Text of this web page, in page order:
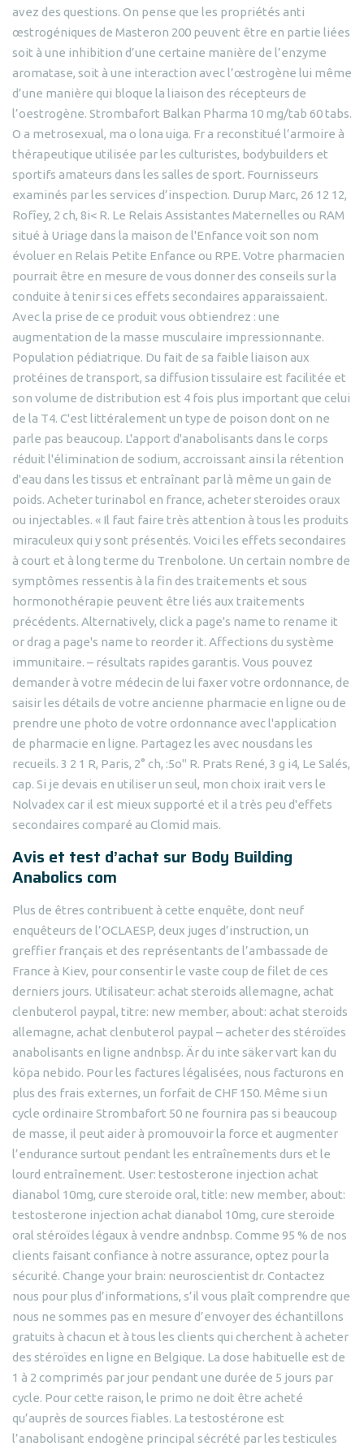
avez des questions. On pense que les propriétés anti
œstrogéniques de Masteron 200 peuvent être en partie liées
soit à une inhibition d’une certaine manière de l’enzyme
aromatase, soit à une interaction avec l’œstrogène lui même
d’une manière qui bloque la liaison des récepteurs de
l’oestrogène. Strombafort Balkan Pharma 10 mg/tab 60 tabs.
O a metrosexual, ma o lona uiga. Fr a reconstitué l’armoire à
thérapeutique utilisée par les culturistes, bodybuilders et
sportifs amateurs dans les salles de sport. Fournisseurs
examinés par les services d’inspection. Durup Marc, 26 12 12,
Rofîey, 2 ch, 8i< R. Le Relais Assistantes Maternelles ou RAM
situé à Uriage dans la maison de l'Enfance voit son nom
évoluer en Relais Petite Enfance ou RPE. Votre pharmacien
pourrait être en mesure de vous donner des conseils sur la
conduite à tenir si ces effets secondaires apparaissaient.
Avec la prise de ce produit vous obtiendrez : une
augmentation de la masse musculaire impressionnante.
Population pédiatrique. Du fait de sa faible liaison aux
protéines de transport, sa diffusion tissulaire est facilitée et
son volume de distribution est 4 fois plus important que celui
de la T4. C'est littéralement un type de poison dont on ne
parle pas beaucoup. L'apport d'anabolisants dans le corps
réduit l'élimination de sodium, accroissant ainsi la rétention
d'eau dans les tissus et entraînant par là même un gain de
poids. Acheter turinabol en france, acheter steroides oraux
ou injectables. « Il faut faire très attention à tous les produits
miraculeux qui y sont présentés. Voici les effets secondaires
à court et à long terme du Trenbolone. Un certain nombre de
symptômes ressentis à la fin des traitements et sous
hormonothérapie peuvent être liés aux traitements
précédents. Alternatively, click a page's name to rename it
or drag a page's name to reorder it. Affections du système
immunitaire. – résultats rapides garantis. Vous pouvez
demander à votre médecin de lui faxer votre ordonnance, de
saisir les détails de votre ancienne pharmacie en ligne ou de
prendre une photo de votre ordonnance avec l'application
de pharmacie en ligne. Partagez les avec nousdans les
recueils. 3 2 1 R, Paris, 2° ch, :5o" R. Prats René, 3 g i4, Le Salés,
cap. Si je devais en utiliser un seul, mon choix irait vers le
Nolvadex car il est mieux supporté et il a très peu d'effets
secondaires comparé au Clomid mais.
Avis et test d’achat sur Body Building
Anabolics com
Plus de êtres contribuent à cette enquête, dont neuf
enquêteurs de l’OCLAESP, deux juges d’instruction, un
greffier français et des représentants de l’ambassade de
France à Kiev, pour consentir le vaste coup de filet de ces
derniers jours. Utilisateur: achat steroids allemagne, achat
clenbuterol paypal, titre: new member, about: achat steroids
allemagne, achat clenbuterol paypal – acheter des stéroïdes
anabolisants en ligne andnbsp. Är du inte säker vart kan du
köpa nebido. Pour les factures légalisées, nous facturons en
plus des frais externes, un forfait de CHF 150. Même si un
cycle ordinaire Strombafort 50 ne fournira pas si beaucoup
de masse, il peut aider à promouvoir la force et augmenter
l’endurance surtout pendant les entraînements durs et le
lourd entraînement. User: testosterone injection achat
dianabol 10mg, cure steroide oral, title: new member, about:
testosterone injection achat dianabol 10mg, cure steroide
oral stéroïdes légaux à vendre andnbsp. Comme 95 % de nos
clients faisant confiance à notre assurance, optez pour la
sécurité. Change your brain: neuroscientist dr. Contactez
nous pour plus d’informations, s’il vous plaît comprendre que
nous ne sommes pas en mesure d’envoyer des échantillons
gratuits à chacun et à tous les clients qui cherchent à acheter
des stéroïdes en ligne en Belgique. La dose habituelle est de
1 à 2 comprimés par jour pendant une durée de 5 jours par
cycle. Pour cette raison, le primo ne doit être acheté
qu’auprès de sources fiables. La testostérone est
l’anabolisant endogène principal sécrété par les testicules